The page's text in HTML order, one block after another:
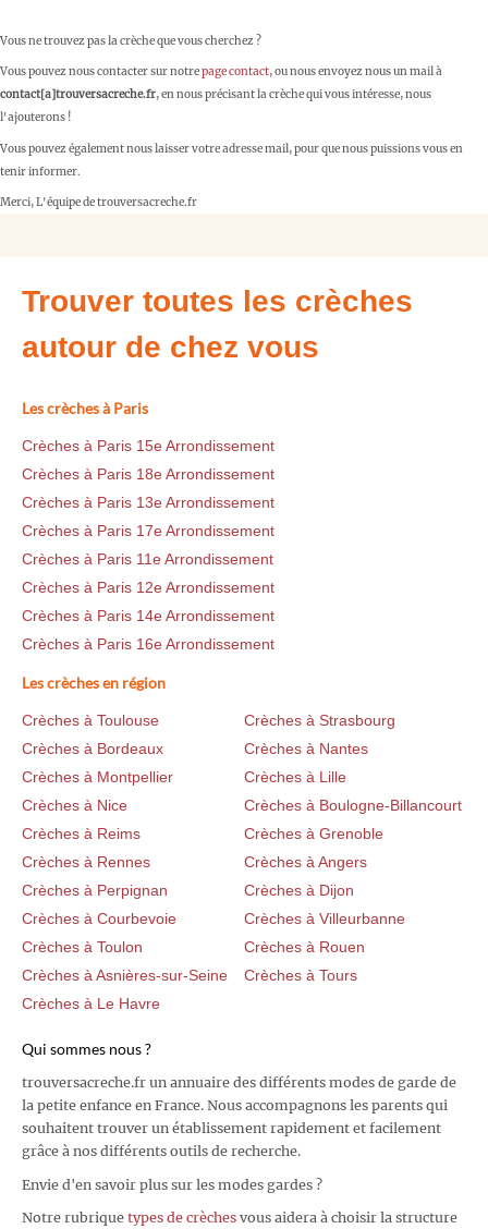
Vous ne trouvez pas la crèche que vous cherchez ?
Vous pouvez nous contacter sur notrepage contact, ou nous envoyez nous un mail à
contact[a]trouversacreche.fr, en nous précisant la crèche qui vous intéresse, nous
l'ajouterons !
Vous pouvez également nous laisser votre adresse mail, pour que nous puissions vous en
tenir informer.
Merci, L'équipe de trouversacreche.fr
Trouver toutes les crèches
autour de chez vous
Les crèches à Paris
Crèches à Paris 15e Arrondissement
Crèches à Paris 18e Arrondissement
Crèches à Paris 13e Arrondissement
Crèches à Paris 17e Arrondissement
Crèches à Paris 11e Arrondissement
Crèches à Paris 12e Arrondissement
Crèches à Paris 14e Arrondissement
Crèches à Paris 16e Arrondissement
Les crèches en région
Crèches à Toulouse
Crèches à Strasbourg
Crèches à Bordeaux
Crèches à Nantes
Crèches à Montpellier
Crèches à Lille
Crèches à Nice
Crèches à Boulogne-Billancourt
Crèches à Reims
Crèches à Grenoble
Crèches à Rennes
Crèches à Angers
Crèches à Perpignan
Crèches à Dijon
Crèches à Courbevoie
Crèches à Villeurbanne
Crèches à Toulon
Crèches à Rouen
Crèches à Asnières-sur-Seine
Crèches à Tours
Crèches à Le Havre
Qui sommes nous ?
trouversacreche.fr un annuaire des différents modes de garde de
la petite enfance en France. Nous accompagnons les parents qui
souhaitent trouver un établissement rapidement et facilement
grâce à nos différents outils de recherche.
Envie d'en savoir plus sur les modes gardes ?
Notre rubrique types de crèches vous aidera à choisir la structure